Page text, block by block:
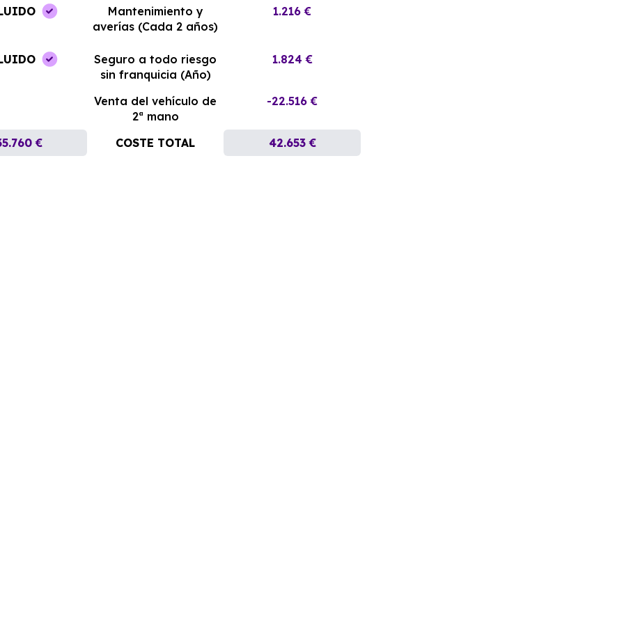
Mantenimiento y
averías (Cada 2 años)
1.216 €
Seguro a todo riesgo
sin franquicia (Año)
1.824 €
Venta del vehículo de
2ª mano
-22.516 €
€ COSTE TOTAL 42.653 €